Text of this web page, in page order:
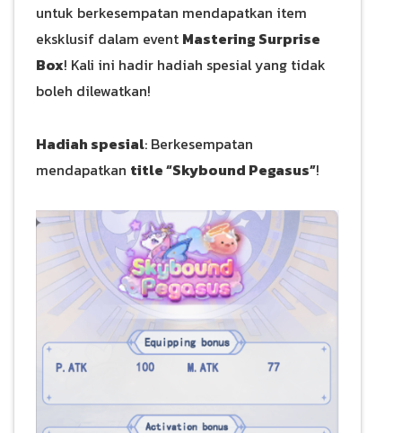
untuk berkesempatan mendapatkan item
eksklusif dalam event Mastering Surprise
Box! Kali ini hadir hadiah spesial yang tidak
boleh dilewatkan!
Hadiah spesial: Berkesempatan
mendapatkan title “Skybound Pegasus”!